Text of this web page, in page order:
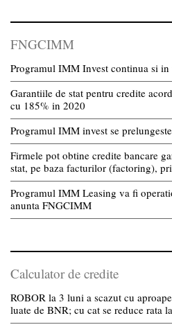
FNGCIMM
Programul IMM Invest continua si in
Garantiile de stat pentru credite
cu 185% in 2020
Programul IMM invest se
Firmele pot obtine credite bancare
stat, pe baza facturilor (factoring),
Programul IMM Leasing va fi
anunta FNGCIMM
Calculator de credite
ROBOR la 3 luni a scazut cu
luate de BNR; cu cat se reduce rata